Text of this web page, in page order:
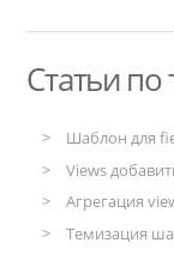
Статьи по
Шаблон для
Views
Агрегация
Темизация